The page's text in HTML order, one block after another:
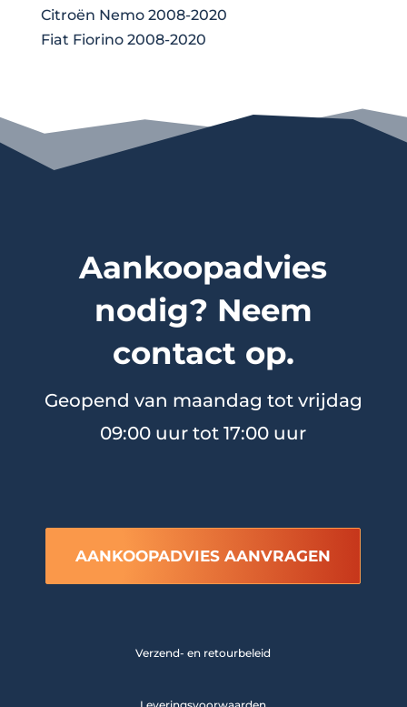
Citroën Nemo 2008-2020
Fiat Fiorino 2008-2020
Aankoopadvies
nodig? Neem
contact op.
Geopend van maandag tot vrijdag
09:00 uur tot 17:00 uur
AANKOOPADVIES AANVRAGEN
Verzend- en retourbeleid